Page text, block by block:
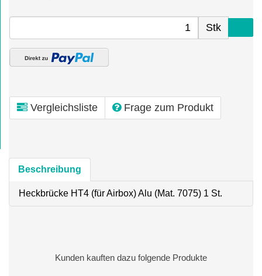
Stk
Vergleichsliste Frage zum Produkt
Beschreibung
Heckbrücke HT4 (für Airbox) Alu (Mat. 7075) 1 St.
Kunden kauften dazu folgende Produkte